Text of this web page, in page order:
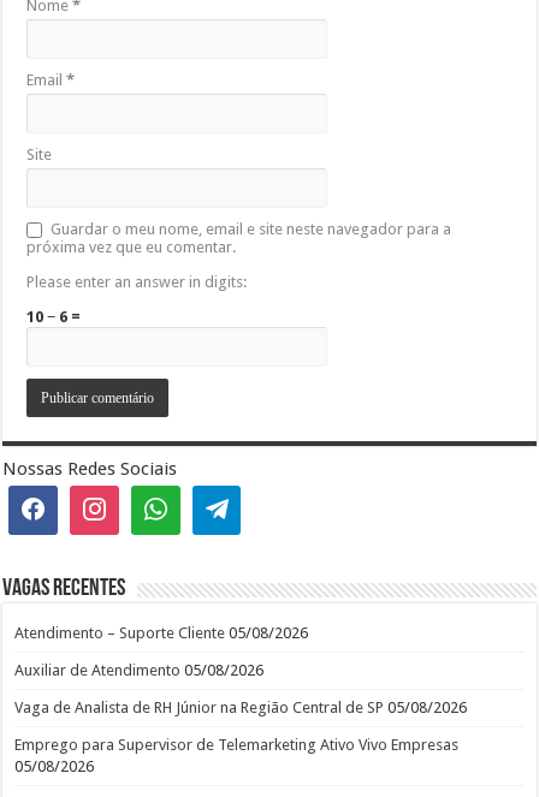
Nome*
Email*
Site
Guardar o meu nome, email e site neste navegador para a
próxima vez que eu comentar.
Please enter an answer in digits:
10 − 6 =
Nossas Redes Sociais
Vagas recentes
Atendimento – Suporte Cliente 05/08/2026
Auxiliar de Atendimento 05/08/2026
Vaga de Analista de RH Júnior na Região Central de SP 05/08/2026
Emprego para Supervisor de Telemarketing Ativo Vivo Empresas
05/08/2026